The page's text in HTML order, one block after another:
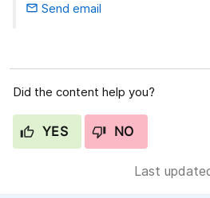
email Send email
Did the content help you?
YES NO
Last